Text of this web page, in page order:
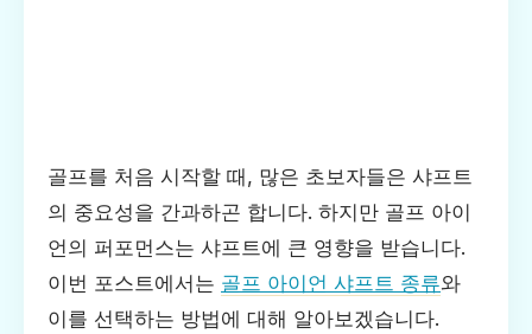
골프를 처음 시작할 때, 많은 초보자들은 샤프트
의 중요성을 간과하곤 합니다. 하지만 골프 아이
언의 퍼포먼스는 샤프트에 큰 영향을 받습니다.
이번 포스트에서는 골프 아이언 샤프트 종류와
이를 선택하는 방법에 대해 알아보겠습니다.